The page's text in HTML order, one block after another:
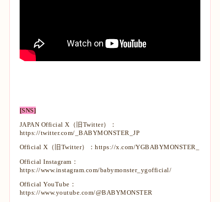
[SNS]
JAPAN Official X（旧Twitter）：
https://twitter.com/_BABYMONSTER_JP
Official X（旧Twitter）：https://x.com/YGBABYMONSTER_
Official Instagram：
https://www.instagram.com/babymonster_ygofficial/
Official YouTube：
https://www.youtube.com/@BABYMONSTER